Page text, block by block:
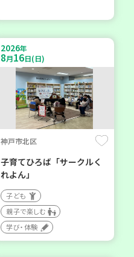
2026年
8月16日(日)
神戸市北区
子育てひろば「サークルく
れよん」
子ども
親子で楽しむ
学び・体験